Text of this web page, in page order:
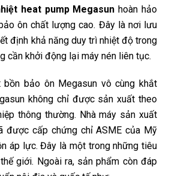
heat pump Megasun hoàn hảo
ôn chất lượng cao. Đây là nơi lưu
định khả năng duy trì nhiệt độ trong
cần khởi động lại máy nén liên tục.
bồn bảo ôn Megasun vô cùng khắt
không chỉ được sản xuất theo
thông thường. Nhà máy sản xuất
được cấp chứng chỉ ASME của Mỹ
áp lực. Đây là một trong những tiêu
giới. Ngoài ra, sản phẩm còn đáp